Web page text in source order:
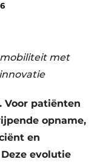
met
Voor patiënten
opname,
en
evolutie